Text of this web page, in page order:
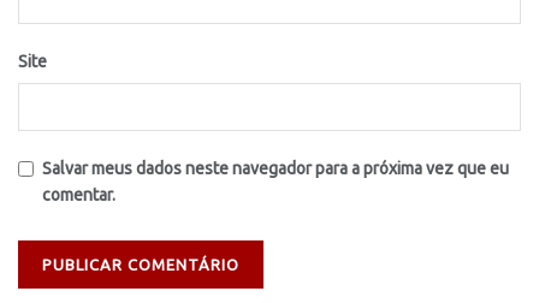
Site
Salvar meus dados neste navegador para a próxima vez que eu
comentar.